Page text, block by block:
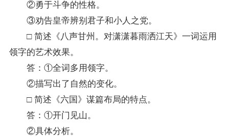
②勇于斗争的性格。
③劝告皇帝辨别君子和小人之党。
□ 简述《八声甘州。对潇潇暮雨洒江天》一词运用
领字的艺术效果。
答：①全词多用领字。
②描写出了自然的变化。
□ 简述《六国》谋篇布局的特点。
答：①开门见山。
②具体分析。